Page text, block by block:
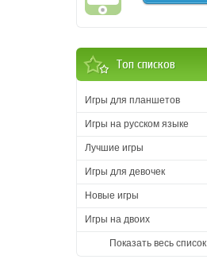
Топ списков
Игры для планшетов
Игры на русском языке
Лучшие игры
Игры для девочек
Новые игры
Игры на двоих
Показать весь список